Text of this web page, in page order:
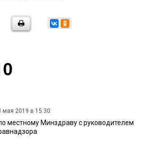
0
мая 2019 в 15:30:
местному Минздраву с руководителем